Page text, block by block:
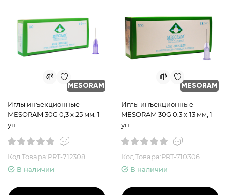
MESORAM
Иглы инъекционные
MESORAM 30G 0,3 х 25 мм, 1
уп
Код Товара:PRT-712308
В наличии
MESORAM
Иглы инъекционные
MESORAM 30G 0,3 х 13 мм, 1
уп
Код Товара:PRT-710306
В наличии